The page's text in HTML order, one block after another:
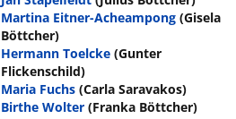
Martina Eitner-Acheampong (Gisela
Böttcher)
Hermann Toelcke (Gunter
Flickenschild)
Maria Fuchs (Carla Saravakos)
Birthe Wolter (Franka Böttcher)